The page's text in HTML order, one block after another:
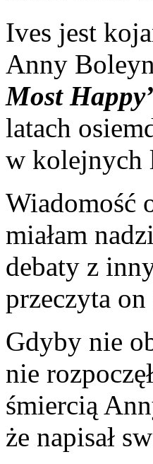
Ives jest
Anny
Most
latach
w kolejnych
Wiadomość
miałam
debaty z
przeczyta
Gdyby nie
nie
śmiercią
że napisał